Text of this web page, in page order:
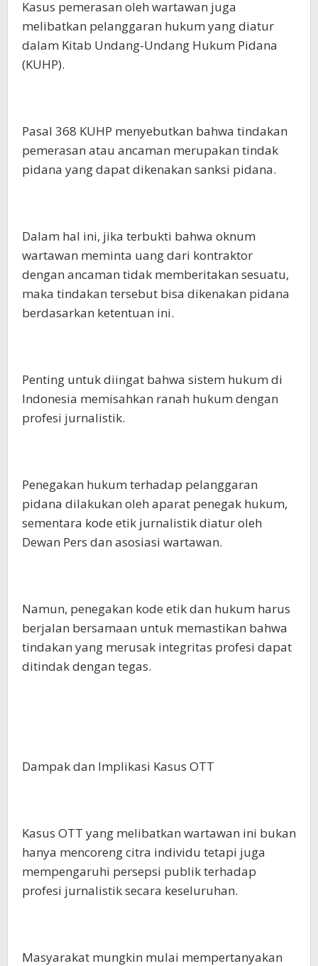
Kasus pemerasan oleh wartawan juga
melibatkan pelanggaran hukum yang diatur
dalam Kitab Undang-Undang Hukum Pidana
(KUHP).
Pasal 368 KUHP menyebutkan bahwa tindakan
pemerasan atau ancaman merupakan tindak
pidana yang dapat dikenakan sanksi pidana.
Dalam hal ini, jika terbukti bahwa oknum
wartawan meminta uang dari kontraktor
dengan ancaman tidak memberitakan sesuatu,
maka tindakan tersebut bisa dikenakan pidana
berdasarkan ketentuan ini.
Penting untuk diingat bahwa sistem hukum di
Indonesia memisahkan ranah hukum dengan
profesi jurnalistik.
Penegakan hukum terhadap pelanggaran
pidana dilakukan oleh aparat penegak hukum,
sementara kode etik jurnalistik diatur oleh
Dewan Pers dan asosiasi wartawan.
Namun, penegakan kode etik dan hukum harus
berjalan bersamaan untuk memastikan bahwa
tindakan yang merusak integritas profesi dapat
ditindak dengan tegas.
Dampak dan Implikasi Kasus OTT
Kasus OTT yang melibatkan wartawan ini bukan
hanya mencoreng citra individu tetapi juga
mempengaruhi persepsi publik terhadap
profesi jurnalistik secara keseluruhan.
Masyarakat mungkin mulai mempertanyakan